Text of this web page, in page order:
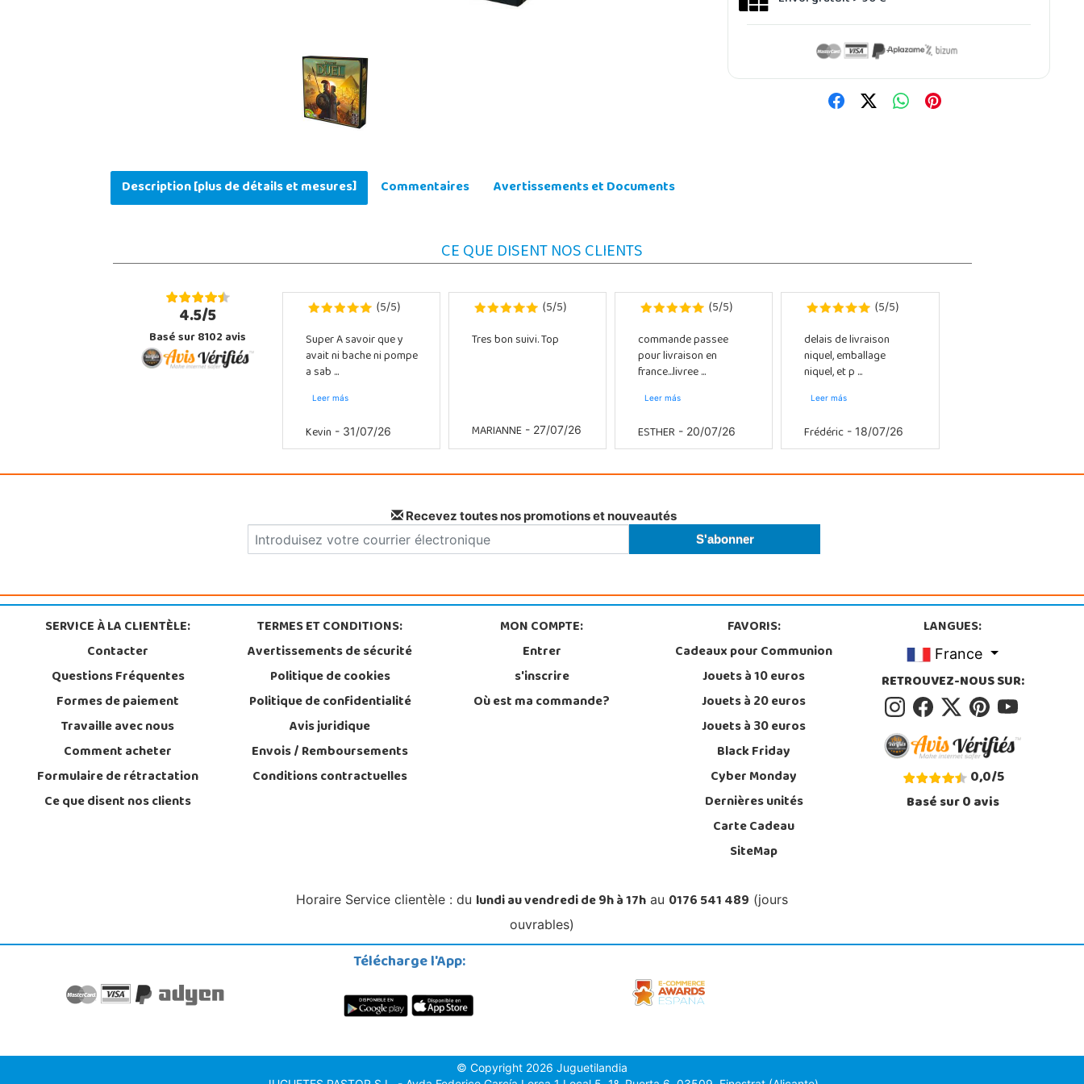
Description [plus de détails et mesures] Commentaires Avertissements et Documents
CE QUE DISENT NOS CLIENTS
4.5/5
Basé sur 8102 avis
(5/5)
Super A savoir que y
avait ni bache ni pompe
a sab ...
Leer más
Kevin - 31/07/26
(5/5)
Tres bon suivi. Top
MARIANNE- 27/07/26
(5/5)
commande passee
pour livraison en
france...livree ...
Leer más
ESTHER- 20/07/26
(5/5)
delais de livraison
niquel, emballage
niquel, et p ...
Leer más
Frédéric- 18/07/26
Recevez toutes nos promotions et nouveautés
SERVICE À LA CLIENTÈLE:
Contacter
Questions Fréquentes
Formes de paiement
Travaille avec nous
Comment acheter
Formulaire de rétractation
Ce que disent nos clients
TERMES ET CONDITIONS:
Avertissements de sécurité
Politique de cookies
Politique de confidentialité
Avis juridique
Envois / Remboursements
Conditions contractuelles
MON COMPTE:
Entrer
s'inscrire
Où est ma commande?
FAVORIS:
Cadeaux pour Communion
Jouets à 10 euros
Jouets à 20 euros
Jouets à 30 euros
Black Friday
Cyber Monday
Dernières unités
Carte Cadeau
SiteMap
LANGUES:
France
RETROUVEZ-NOUS SUR:
0,0/5
Basé sur0avis
Horaire Service clientèle : du lundi au vendredi de 9h à 17h au 0176 541 489 (jours
ouvrables)
Télécharge l'App:
© Copyright 2026 Juguetilandia